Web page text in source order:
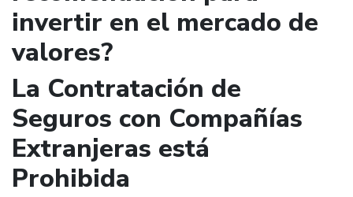
invertir en el mercado de
valores?
La Contratación de
Seguros con Compañías
Extranjeras está
Prohibida